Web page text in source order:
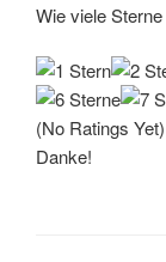
Wie viele
(No Ratings Yet)
Danke!